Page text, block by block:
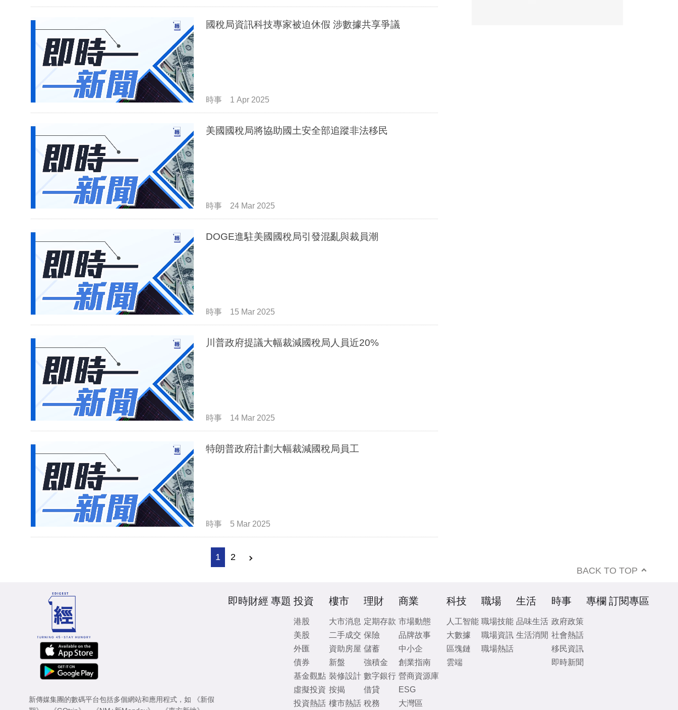
國稅局資訊科技專家被迫休假 涉數據共享爭議
時事 1 Apr 2025
美國國稅局將協助國土安全部追蹤非法移民
時事 24 Mar 2025
DOGE進駐美國國稅局引發混亂與裁員潮
時事 15 Mar 2025
川普政府提議大幅裁減國稅局人員近20%
時事 14 Mar 2025
特朗普政府計劃大幅裁減國稅局員工
時事 5 Mar 2025
1 2
BACK TO TOP
新傳媒集團的數碼平台包括多個網站和應用程式，如
《新假
即時財經 專題 投資
港股
美股
外匯
債券
基金觀點
虛擬投資
投資熱話
樓市
大市消息
二手成交
資助房屋
新盤
裝修設計
按揭
樓市熱話
理財
定期存款
保險
儲蓄
強積金
數字銀行
借貸
稅務
商業
市場動態
品牌故事
中小企
創業指南
營商資源庫
ESG
大灣區
科技
人工智能
大數據
區塊鏈
雲端
職場
職場技能
職場資訊
職場熱話
生活
品味生活
生活消閒
時事
政府政策
社會熱話
移民資訊
即時新聞
專欄 訂閱專區